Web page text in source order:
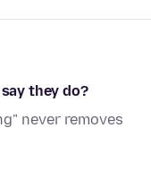
they do?
never removes